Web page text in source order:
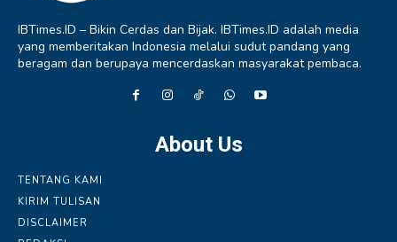
IBTimes.ID – Bikin Cerdas dan Bijak. IBTimes.ID adalah media
yang memberitakan Indonesia melalui sudut pandang yang
beragam dan berupaya mencerdaskan masyarakat pembaca.
About Us
TENTANG KAMI
KIRIM TULISAN
DISCLAIMER